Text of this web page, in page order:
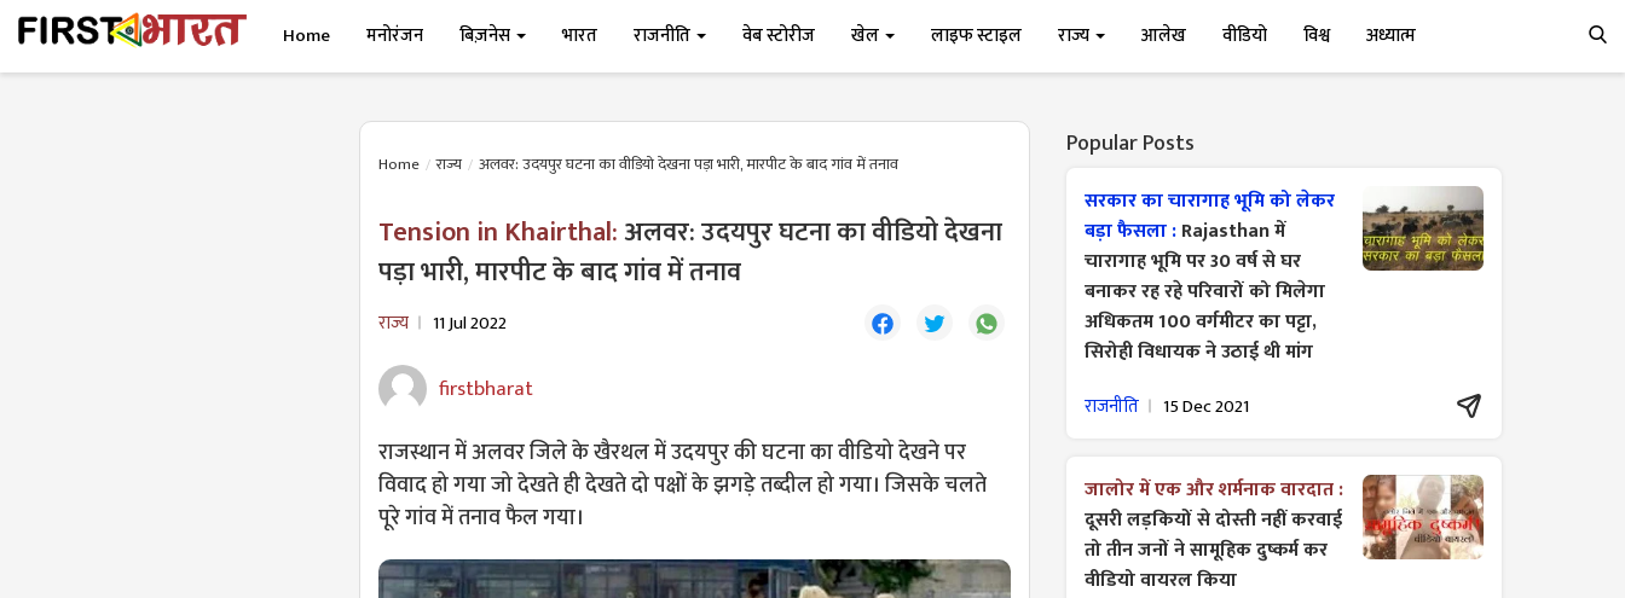
Home मनोरंजन बिज़नेस भारत राजनीति वेब स्टोरीज खेल लाइफ स्टाइल राज्य आलेख वीडियो विश्व अध्यात्म
Home राज्य अलवर: उदयपुर घटना का वीडियो देखना पड़ा भारी, मारपीट के बाद गांव में तनाव
Tension in Khairthal:अलवर: उदयपुर घटना का वीडियो देखना
पड़ा भारी, मारपीट के बाद गांव में तनाव
राज्य 11 Jul 2022
firstbharat
राजस्थान में अलवर जिले के खैरथल में उदयपुर की घटना का वीडियो देखने पर
विवाद हो गया जो देखते ही देखते दो पक्षों के झगड़े तब्दील हो गया। जिसके चलते
पूरे गांव में तनाव फैल गया।
Popular Posts
सरकार का चारागाह भूमि को लेकर
बड़ा फैसला :Rajasthan में
चारागाह भूमि पर 30 वर्ष से घर
बनाकर रह रहे परिवारों को मिलेगा
अधिकतम 100 वर्गमीटर का पट्टा,
सिरोही विधायक ने उठाई थी मांग
राजनीति 15 Dec 2021
जालोर में एक और शर्मनाक वारदात :
दूसरी लड़कियों से दोस्ती नहीं करवाई
तो तीन जनों ने सामूहिक दुष्कर्म कर
वीडियो वायरल किया